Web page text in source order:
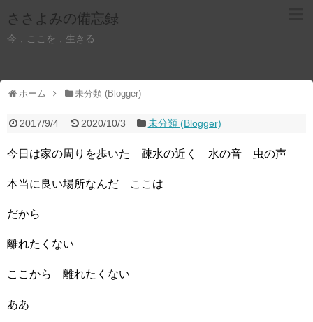
ささよみの備忘録
今，ここを，生きる
ホーム 未分類 (Blogger)
2017/9/4 2020/10/3 未分類 (Blogger)
今日は家の周りを歩いた 疎水の近く 水の音 虫の声
本当に良い場所なんだ ここは
だから
離れたくない
ここから 離れたくない
ああ